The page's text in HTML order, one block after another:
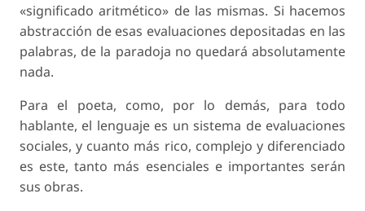
«significado aritmético» de las mismas. Si hacemos
abstracción de esas evaluaciones depositadas en las
palabras, de la paradoja no quedará absolutamente
nada.
Para el poeta, como, por lo demás, para todo
hablante, el lenguaje es un sistema de evaluaciones
sociales, y cuanto más rico, complejo y diferenciado
es este, tanto más esenciales e importantes serán
sus obras.